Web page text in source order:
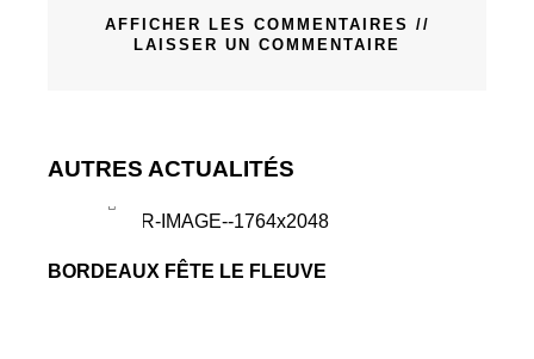
AFFICHER LES COMMENTAIRES //
LAISSER UN COMMENTAIRE
AUTRES ACTUALITÉS
BORDEAUX FÊTE LE FLEUVE